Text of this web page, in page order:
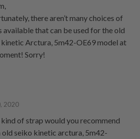
だ
さ
い。
there aren’t many choices of
available that can be used for the old
kinetic Arctura, 5m42-OE69 model at
Sorry!
2020
of strap would you recommend
old seiko kinetic arctura, 5m42-